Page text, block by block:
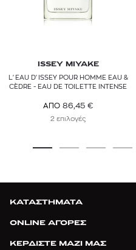
ISSEY MIYAKE
L'EAU D'ISSEY POUR HOMME EAU &
CÈDRE - EAU DE TOILETTE INTENSE
ΑΠΟ 86,45 €
2 επιλογές
ΚΑΤΑΣΤΗΜΑΤΑ
ONLINE ΑΓΟΡΕΣ
ΚΕΡΔΙΣΤΕ ΜΑΖΙ ΜΑΣ